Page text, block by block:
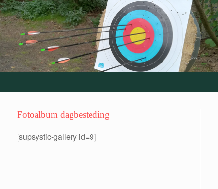
Fotoalbum dagbesteding
[supsystic-gallery id=9]